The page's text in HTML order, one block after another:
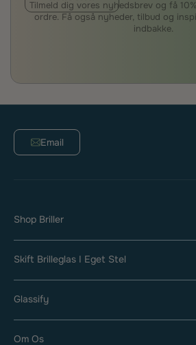
Tilmeld dig vores nyhedsbrev og få
ordre. Få også nyheder, tilbud og
indbakke.
Email
Shop Briller
Skift Brilleglas I Eget Stel
Glassify
Om Os